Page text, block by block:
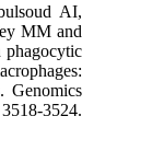
AI,
MM and
phagocytic
Genomics
3524.